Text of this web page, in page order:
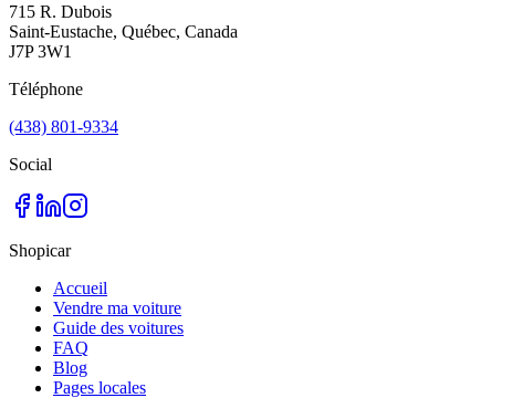
715 R. Dubois
Saint-Eustache, Québec, Canada
J7P 3W1
Téléphone
(438) 801-9334
Social
Shopicar
Accueil
Vendre ma voiture
Guide des voitures
FAQ
Blog
Pages locales